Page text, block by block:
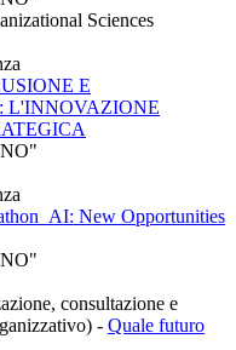
Sciences
E
L'INNOVAZIONE
New Opportunities
consultazione e
- Quale futuro